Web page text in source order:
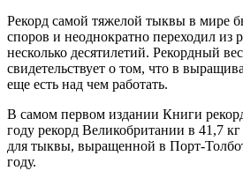
Рекорд самой тяжелой тыквы в мире
споров и неоднократно переходил из
несколько десятилетий. Рекордный
свидетельствует о том, что в
еще есть над чем работать.
В самом первом издании Книги
году рекорд Великобритании в 41,7
для тыквы, выращенной в Порт-
году.